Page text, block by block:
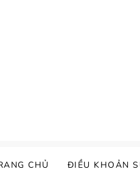
CHỦ ĐIỀU KHOẢN